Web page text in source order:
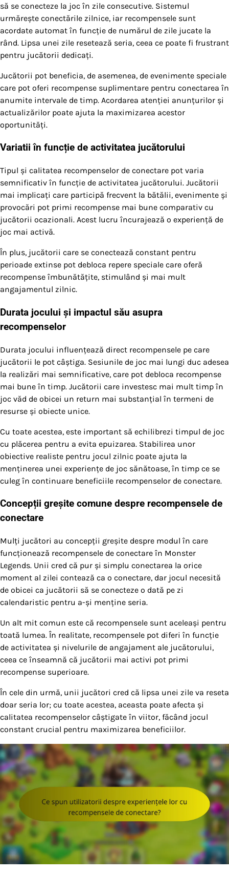
să se conecteze la joc în zile consecutive. Sistemul
urmărește conectările zilnice, iar recompensele sunt
acordate automat în funcție de numărul de zile jucate la
rând. Lipsa unei zile resetează seria, ceea ce poate fi frustrant
pentru jucătorii dedicați.
Jucătorii pot beneficia, de asemenea, de evenimente speciale
care pot oferi recompense suplimentare pentru conectarea în
anumite intervale de timp. Acordarea atenției anunțurilor și
actualizărilor poate ajuta la maximizarea acestor
oportunități.
Variatii în funcție de activitatea jucătorului
Tipul și calitatea recompenselor de conectare pot varia
semnificativ în funcție de activitatea jucătorului. Jucătorii
mai implicați care participă frecvent la bătălii, evenimente și
provocări pot primi recompense mai bune comparativ cu
jucătorii ocazionali. Acest lucru încurajează o experiență de
joc mai activă.
În plus, jucătorii care se conectează constant pentru
perioade extinse pot debloca repere speciale care oferă
recompense îmbunătățite, stimulând și mai mult
angajamentul zilnic.
Durata jocului și impactul său asupra
recompenselor
Durata jocului influențează direct recompensele pe care
jucătorii le pot câștiga. Sesiunile de joc mai lungi duc adesea
la realizări mai semnificative, care pot debloca recompense
mai bune în timp. Jucătorii care investesc mai mult timp în
joc văd de obicei un return mai substanțial în termeni de
resurse și obiecte unice.
Cu toate acestea, este important să echilibrezi timpul de joc
cu plăcerea pentru a evita epuizarea. Stabilirea unor
obiective realiste pentru jocul zilnic poate ajuta la
menținerea unei experiențe de joc sănătoase, în timp ce se
culeg în continuare beneficiile recompenselor de conectare.
Concepții greșite comune despre recompensele de
conectare
Mulți jucători au concepții greșite despre modul în care
funcționează recompensele de conectare în Monster
Legends. Unii cred că pur și simplu conectarea la orice
moment al zilei contează ca o conectare, dar jocul necesită
de obicei ca jucătorii să se conecteze o dată pe zi
calendaristic pentru a-și menține seria.
Un alt mit comun este că recompensele sunt aceleași pentru
toată lumea. În realitate, recompensele pot diferi în funcție
de activitatea și nivelurile de angajament ale jucătorului,
ceea ce înseamnă că jucătorii mai activi pot primi
recompense superioare.
În cele din urmă, unii jucători cred că lipsa unei zile va reseta
doar seria lor; cu toate acestea, aceasta poate afecta și
calitatea recompenselor câștigate în viitor, făcând jocul
constant crucial pentru maximizarea beneficiilor.